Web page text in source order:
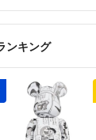
ンキング